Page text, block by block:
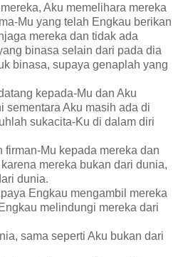
Aku memelihara mereka
Mu yang telah Engkau berikan
mereka dan tidak ada
binasa selain dari pada dia
binasa, supaya genaplah yang
kepada-Mu dan Aku
sementara Aku masih ada di
sukacita-Ku di dalam diri
Mu kepada mereka dan
mereka bukan dari dunia,
dunia.
Engkau mengambil mereka
melindungi mereka dari
sama seperti Aku bukan dari